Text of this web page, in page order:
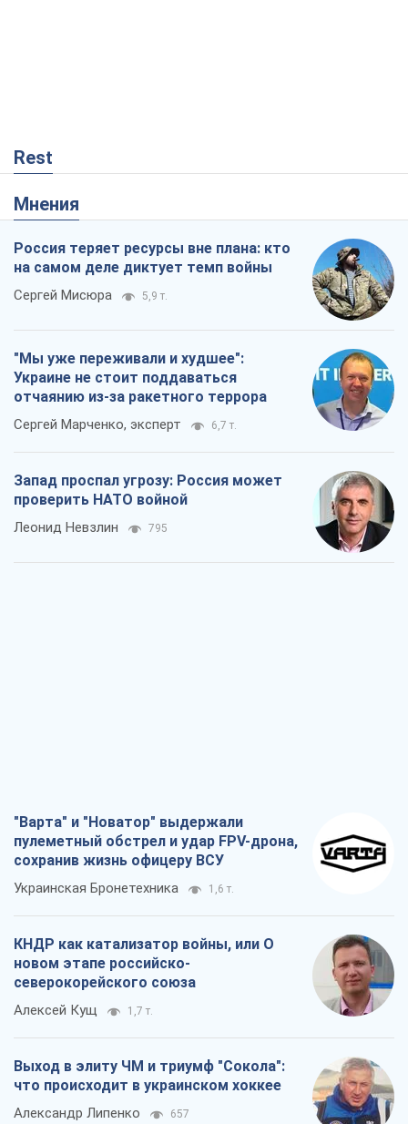
Rest
Мнения
Россия теряет ресурсы вне плана: кто
на самом деле диктует темп войны
Сергей Мисюра 5,9 т.
"Мы уже переживали и худшее":
Украине не стоит поддаваться
отчаянию из-за ракетного террора
Сергей Марченко, эксперт 6,7 т.
Запад проспал угрозу: Россия может
проверить НАТО войной
Леонид Невзлин 795
"Варта" и "Новатор" выдержали
пулеметный обстрел и удар FPV-дрона,
сохранив жизнь офицеру ВСУ
Украинская Бронетехника 1,6 т.
КНДР как катализатор войны, или О
новом этапе российско-
северокорейского союза
Алексей Кущ 1,7 т.
Выход в элиту ЧМ и триумф "Сокола":
что происходит в украинском хоккее
Александр Липенко 657